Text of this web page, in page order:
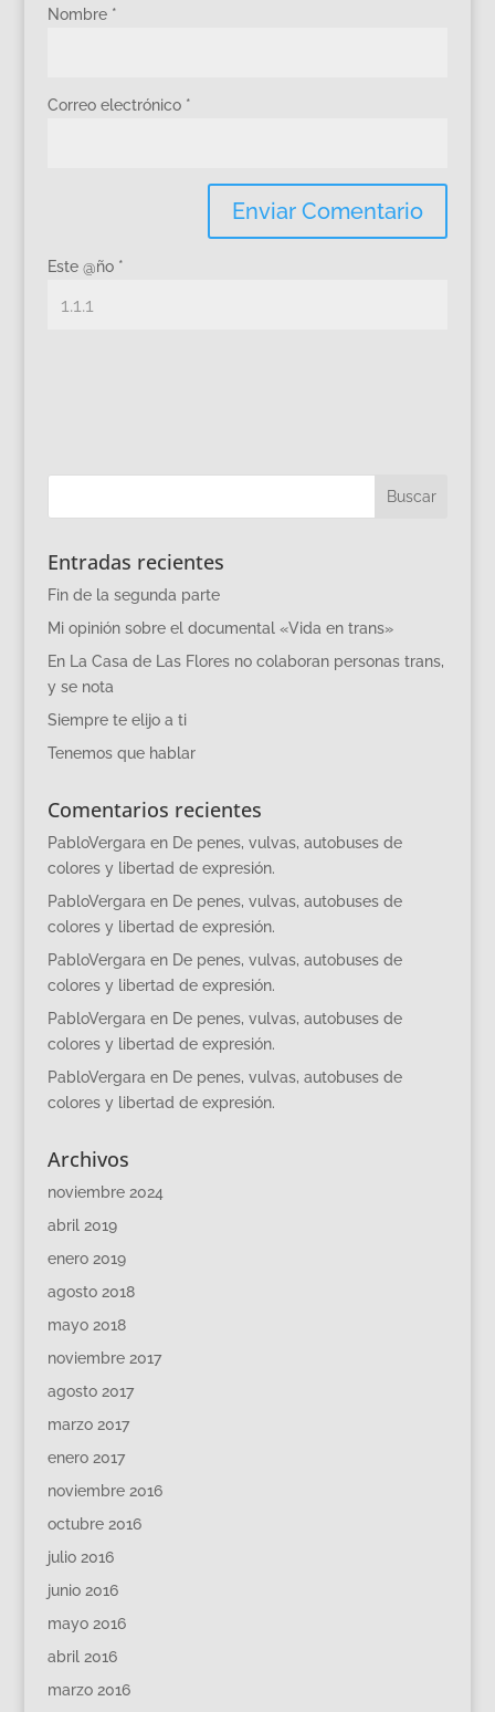
Nombre *
Correo electrónico *
Este @ño *
Entradas recientes
Fin de la segunda parte
Mi opinión sobre el documental «Vida en trans»
En La Casa de Las Flores no colaboran personas trans,
y se nota
Siempre te elijo a ti
Tenemos que hablar
Comentarios recientes
PabloVergara en De penes, vulvas, autobuses de
colores y libertad de expresión.
PabloVergara en De penes, vulvas, autobuses de
colores y libertad de expresión.
PabloVergara en De penes, vulvas, autobuses de
colores y libertad de expresión.
PabloVergara en De penes, vulvas, autobuses de
colores y libertad de expresión.
PabloVergara en De penes, vulvas, autobuses de
colores y libertad de expresión.
Archivos
noviembre 2024
abril 2019
enero 2019
agosto 2018
mayo 2018
noviembre 2017
agosto 2017
marzo 2017
enero 2017
noviembre 2016
octubre 2016
julio 2016
junio 2016
mayo 2016
abril 2016
marzo 2016